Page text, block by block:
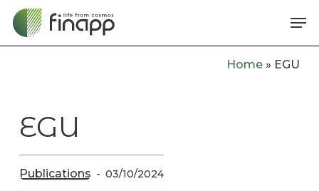
Skip
Home » EGU
EGU
Publications 03/10/2024